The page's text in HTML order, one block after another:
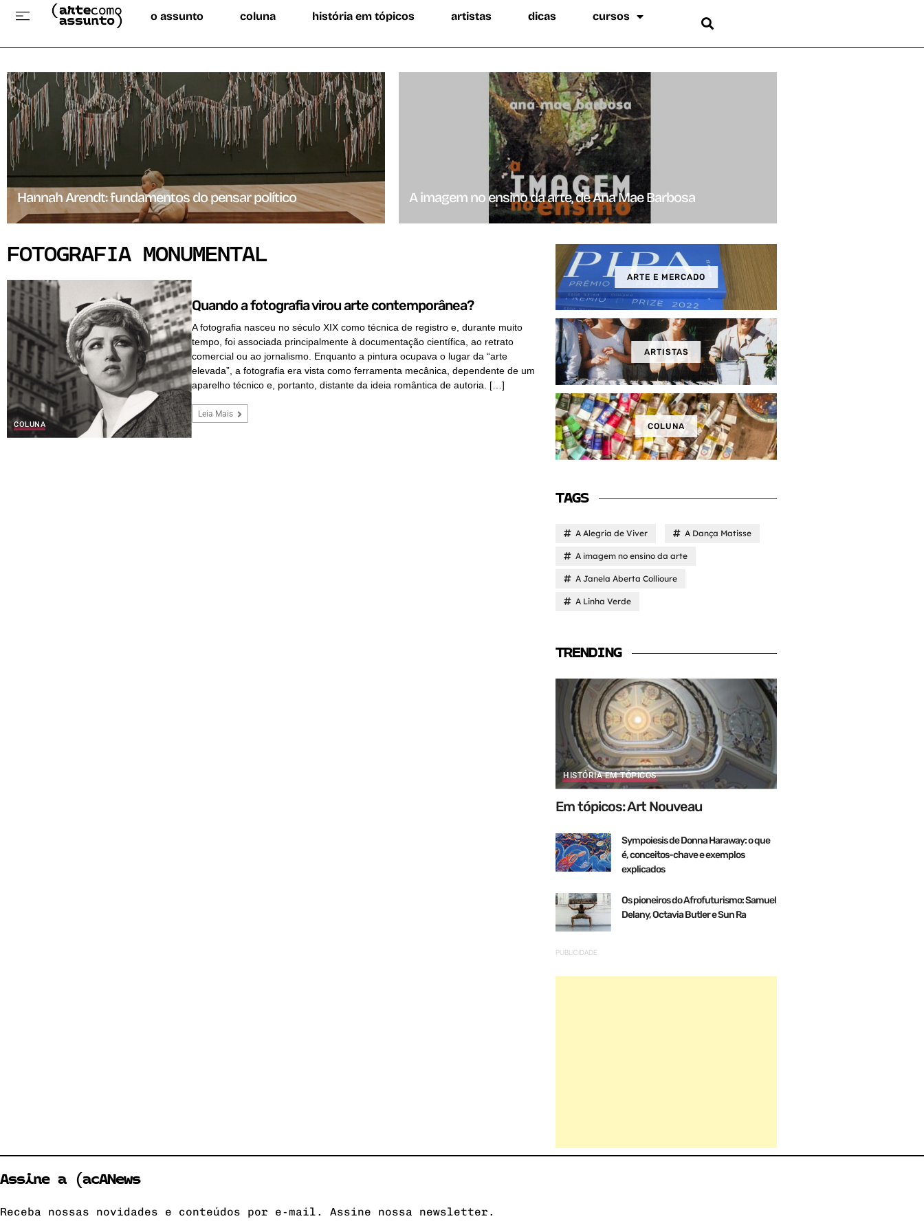
o assunto coluna história em tópicos artistas dicas cursos
Hannah Arendt: fundamentos do pensar político A imagem no ensino da arte, de Ana Mae Barbosa
FOTOGRAFIA MONUMENTAL
COLUNA
Quando a fotografia virou arte contemporânea?
A fotografia nasceu no século XIX como técnica de registro e, durante muito
tempo, foi associada principalmente à documentação científica, ao retrato
comercial ou ao jornalismo. Enquanto a pintura ocupava o lugar da “arte
elevada”, a fotografia era vista como ferramenta mecânica, dependente de um
aparelho técnico e, portanto, distante da ideia romântica de autoria. […]
Leia Mais
ARTE E MERCADO
ARTISTAS
COLUNA
TAGS
A Alegria de Viver A Dança Matisse
A imagem no ensino da arte
A Janela Aberta Collioure
A Linha Verde
TRENDING
HISTÓRIA EM TÓPICOS
Em tópicos: Art Nouveau
Sympoiesis de Donna Haraway: o que
é, conceitos-chave e exemplos
explicados
Os pioneiros do Afrofuturismo: Samuel
Delany, Octavia Butler e Sun Ra
PUBLICIDADE
Assine a (acANews
Receba nossas novidades e conteúdos por e-mail. Assine nossa newsletter.